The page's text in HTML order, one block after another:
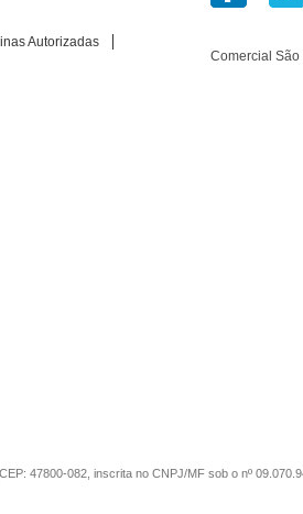
Autorizadas
Comercial
47800-082, inscrita no CNPJ/MF sob o nº